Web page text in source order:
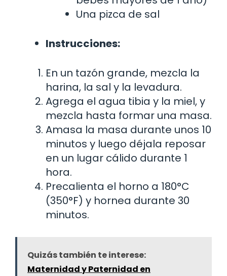
Una pizca de sal
Instrucciones:
En un tazón grande, mezcla la
harina, la sal y la levadura.
Agrega el agua tibia y la miel, y
mezcla hasta formar una masa.
Amasa la masa durante unos 10
minutos y luego déjala reposar
en un lugar cálido durante 1
hora.
Precalienta el horno a 180°C
(350°F) y hornea durante 30
minutos.
Quizás también te interese:
Maternidad y Paternidad en